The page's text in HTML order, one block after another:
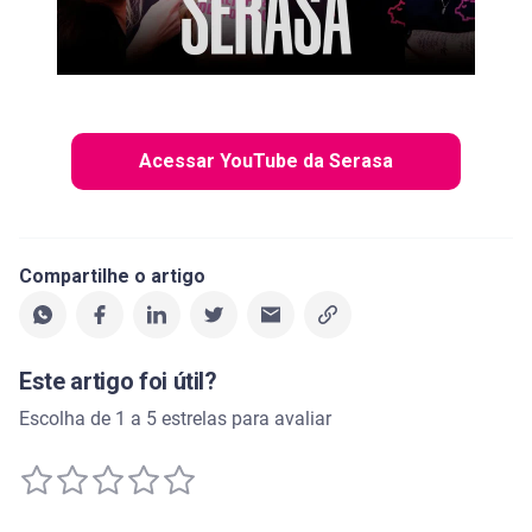
Acessar YouTube da Serasa
Compartilhe o artigo
Este artigo foi útil?
Escolha de 1 a 5 estrelas para avaliar